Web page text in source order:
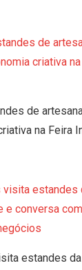
de
na Feira
estandes